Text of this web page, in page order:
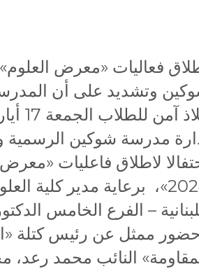
فعاليات «معرض
وتشديد على أن
مدرسة شوكين الرسمية
لاطلاق فاعليات
2024»، برعاية مدير كلية
– الفرع الخامس
ممثل عن رئيس كتلة
النائب محمد رعد،